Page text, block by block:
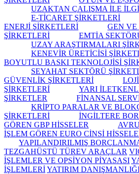
UZAKTAN ÇALIŞMA İLE
E-TİCARET ŞİRKETLERİ
ENERJİ ŞİRKETLERİ
GEN
ŞİRKETLERİ
EMTİA
UZAY ARAŞTIRMALARI
KENEVİR ÜRETİCİSİ
BOYUTLU BASKI TEKNOLOJİSİ
SEYAHAT SEKTÖRÜ
GÜVENLİK ŞİRKETLERİ
ŞİRKETLERİ
YARI
ŞİRKETLER
FİNANSAL
KRİPTO PARALAR VE
ŞİRKETLERİ
İNGİLTERE
GÖREN GBP HİSSELER
İŞLEM GÖREN EURO CİNSİ
YAPILANDIRILMIŞ
TEZGAHÜSTÜ TÜREV ARAÇLAR
İŞLEMLER VE OPSİYON PİYASASI
İŞLEMLERİYATIRIM